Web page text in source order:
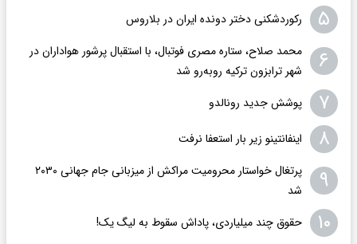
۵ رکوردشکنی دختر دونده ایران در بلاروس
۶
محمد صلاح، ستاره مصری فوتبال، با استقبال پرشور هواداران در
شهر ترابزون ترکیه روبه‌رو شد
۷ پوشش جدید رونالدو
۸ اینفانتینو زیر بار استعفا نرفت
۹
پرتغال خواستار محرومیت مراکش از میزبانی جام جهانی ۲۰۳۰
شد
۱۰ حقوق چند میلیاردی، پاداش سقوط به لیگ یک!